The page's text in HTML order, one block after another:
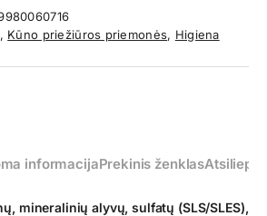
, Kūno priežiūros priemonės, Higiena
informacijaPrekinis ženklas
mineralinių alyvų, sulfatų (SLS/SLES),